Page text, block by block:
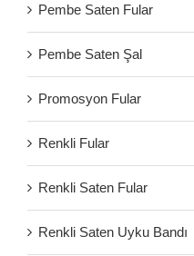
Pembe Saten Fular
Pembe Saten Şal
Promosyon Fular
Renkli Fular
Renkli Saten Fular
Renkli Saten Uyku Bandı